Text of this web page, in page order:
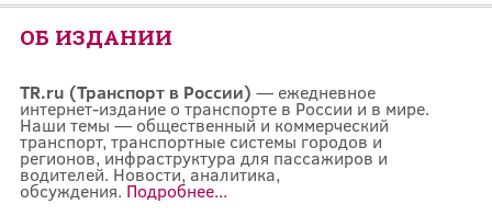
ОБ ИЗДАНИИ
TR.ru (Транспорт в России) — ежедневное
интернет-издание о транспорте в России и в мире.
Наши темы — общественный и коммерческий
транспорт, транспортные системы городов и
регионов, инфраструктура для пассажиров и
водителей. Новости, аналитика,
обсуждения. Подробнее...